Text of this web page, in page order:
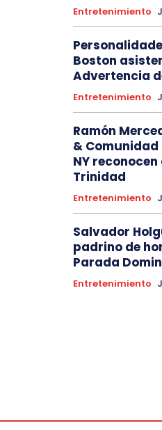
Entretenimiento
Boston
Advertencia
Entretenimiento
Ramón
&
NY
Trinidad
Entretenimiento
Salvador
padrino de
Parada
Entretenimiento